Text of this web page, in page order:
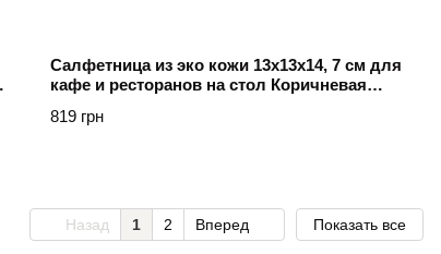
Салфетница из эко кожи 13х13х14, 7 см для
кафе и ресторанов на стол Коричневая
819 грн
Назад 1 2 Вперед Показать все